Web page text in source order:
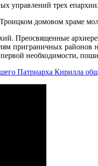
управлений трех епархии.
домовом храме
Преосвященные
приграничных
необходимости,
Патриарха Кирилла